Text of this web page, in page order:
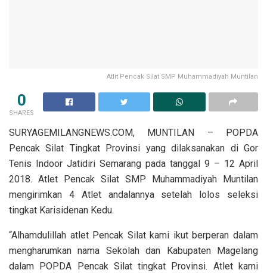
Atlit Pencak Silat SMP Muhammadiyah Muntilan
0
SHARES
SURYAGEMILANGNEWS.COM, MUNTILAN – POPDA
Pencak Silat Tingkat Provinsi yang dilaksanakan di Gor
Tenis Indoor Jatidiri Semarang pada tanggal 9 – 12 April
2018. Atlet Pencak Silat SMP Muhammadiyah Muntilan
mengirimkan 4 Atlet andalannya setelah lolos seleksi
tingkat Karisidenan Kedu.
“Alhamdulillah atlet Pencak Silat kami ikut berperan dalam
mengharumkan nama Sekolah dan Kabupaten Magelang
dalam POPDA Pencak Silat tingkat Provinsi. Atlet kami